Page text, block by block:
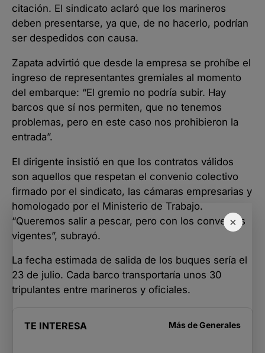
×
citación. El sindicato aclaró que los marineros
deben presentarse, ya que, de no hacerlo, podrían
ser despedidos con causa.
Zapata advirtió que desde la empresa se prohíbe el
ingreso de representantes gremiales al momento
del embarque: “El gremio no podría subir. Hay
barcos que sí nos permiten, que no tenemos
problemas, pero en este caso nos prohibieron la
entrada”.
El dirigente insistió en que los contratos válidos
son aquellos que respetan el convenio colectivo
firmado por el sindicato, las cámaras empresarias y
homologado por el Ministerio de Trabajo.
“Queremos salir a pescar, pero con los convenios
vigentes”, subrayó.
La fecha estimada de salida de los buques sería el
23 de julio. Cada barco transportaría unos 30
tripulantes entre marineros y oficiales.
TE INTERESA Más deGenerales